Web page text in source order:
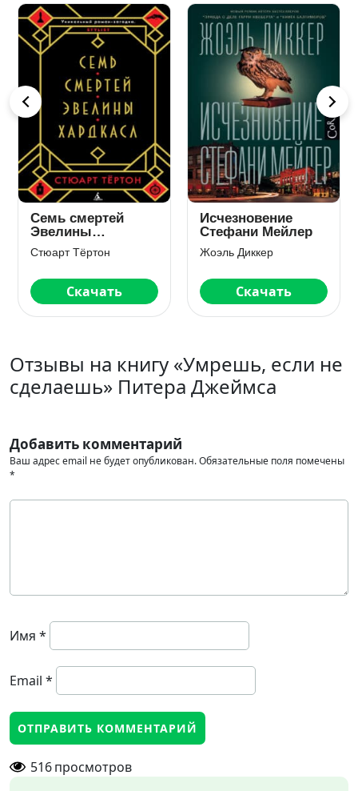
Правда о деле
Гарри Квеберта
Жоэль Диккер
Скачать
Убийственно
красиво
Питер Джеймс
Скачать
Отзывы на книгу «Умрешь, если не
сделаешь» Питера Джеймса
Добавить комментарий
Ваш адрес email не будет опубликован.Обязательные поля помечены
*
Имя *
Email *
516просмотров